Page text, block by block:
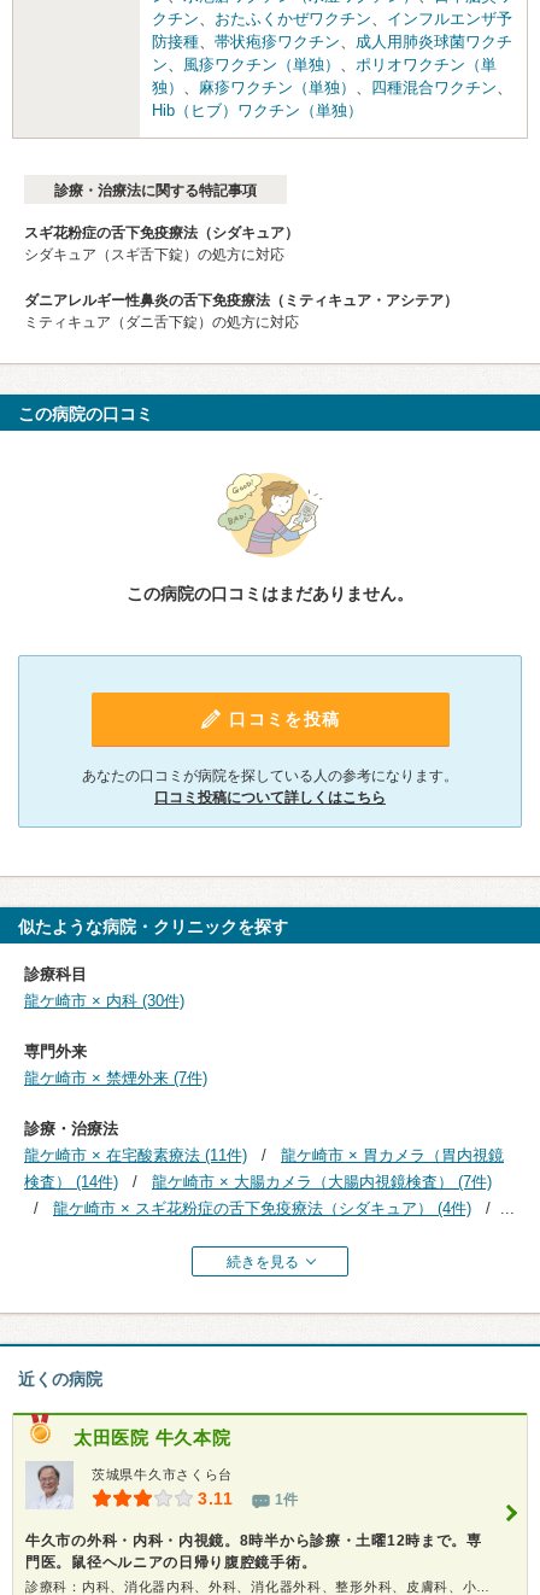
クチン
おたふくかぜワクチン
インフルエンザ予
防接種
帯状疱疹ワクチン
成人用肺炎球菌ワクチ
ン
風疹ワクチン（単独）
ポリオワクチン（単
独）
麻疹ワクチン（単独） 四種混合ワクチン
Hib（ヒブ）ワクチン（単独）
診療・治療法に関する特記事項
スギ花粉症の舌下免疫療法（シダキュア）
シダキュア（スギ舌下錠）の処方に対応
ダニアレルギー性鼻炎の舌下免疫療法（ミティキュア・アシテア）
ミティキュア（ダニ舌下錠）の処方に対応
この病院の口コミ
この病院の口コミはまだありません。
口コミを投稿
あなたの口コミが病院を探している人の参考になります。
口コミ投稿について詳しくはこちら
似たような病院・クリニックを探す
診療科目
龍ケ崎市 × 内科 (30件)
専門外来
龍ケ崎市 × 禁煙外来 (7件)
診療・治療法
龍ケ崎市 × 在宅酸素療法 (11件)
龍ケ崎市 × 胃カメラ（胃内視鏡
検査） (14件)
龍ケ崎市 × 大腸カメラ（大腸内視鏡検査） (7件)
龍ケ崎市 × スギ花粉症の舌下免疫療法（シダキュア） (4件)
続きを見る
近くの病院
太田医院 牛久本院
茨城県牛久市さくら台
3.11 1件
牛久市の外科・内科・内視鏡。8時半から診療・土曜12時まで。専
門医。鼠径ヘルニアの日帰り腹腔鏡手術。